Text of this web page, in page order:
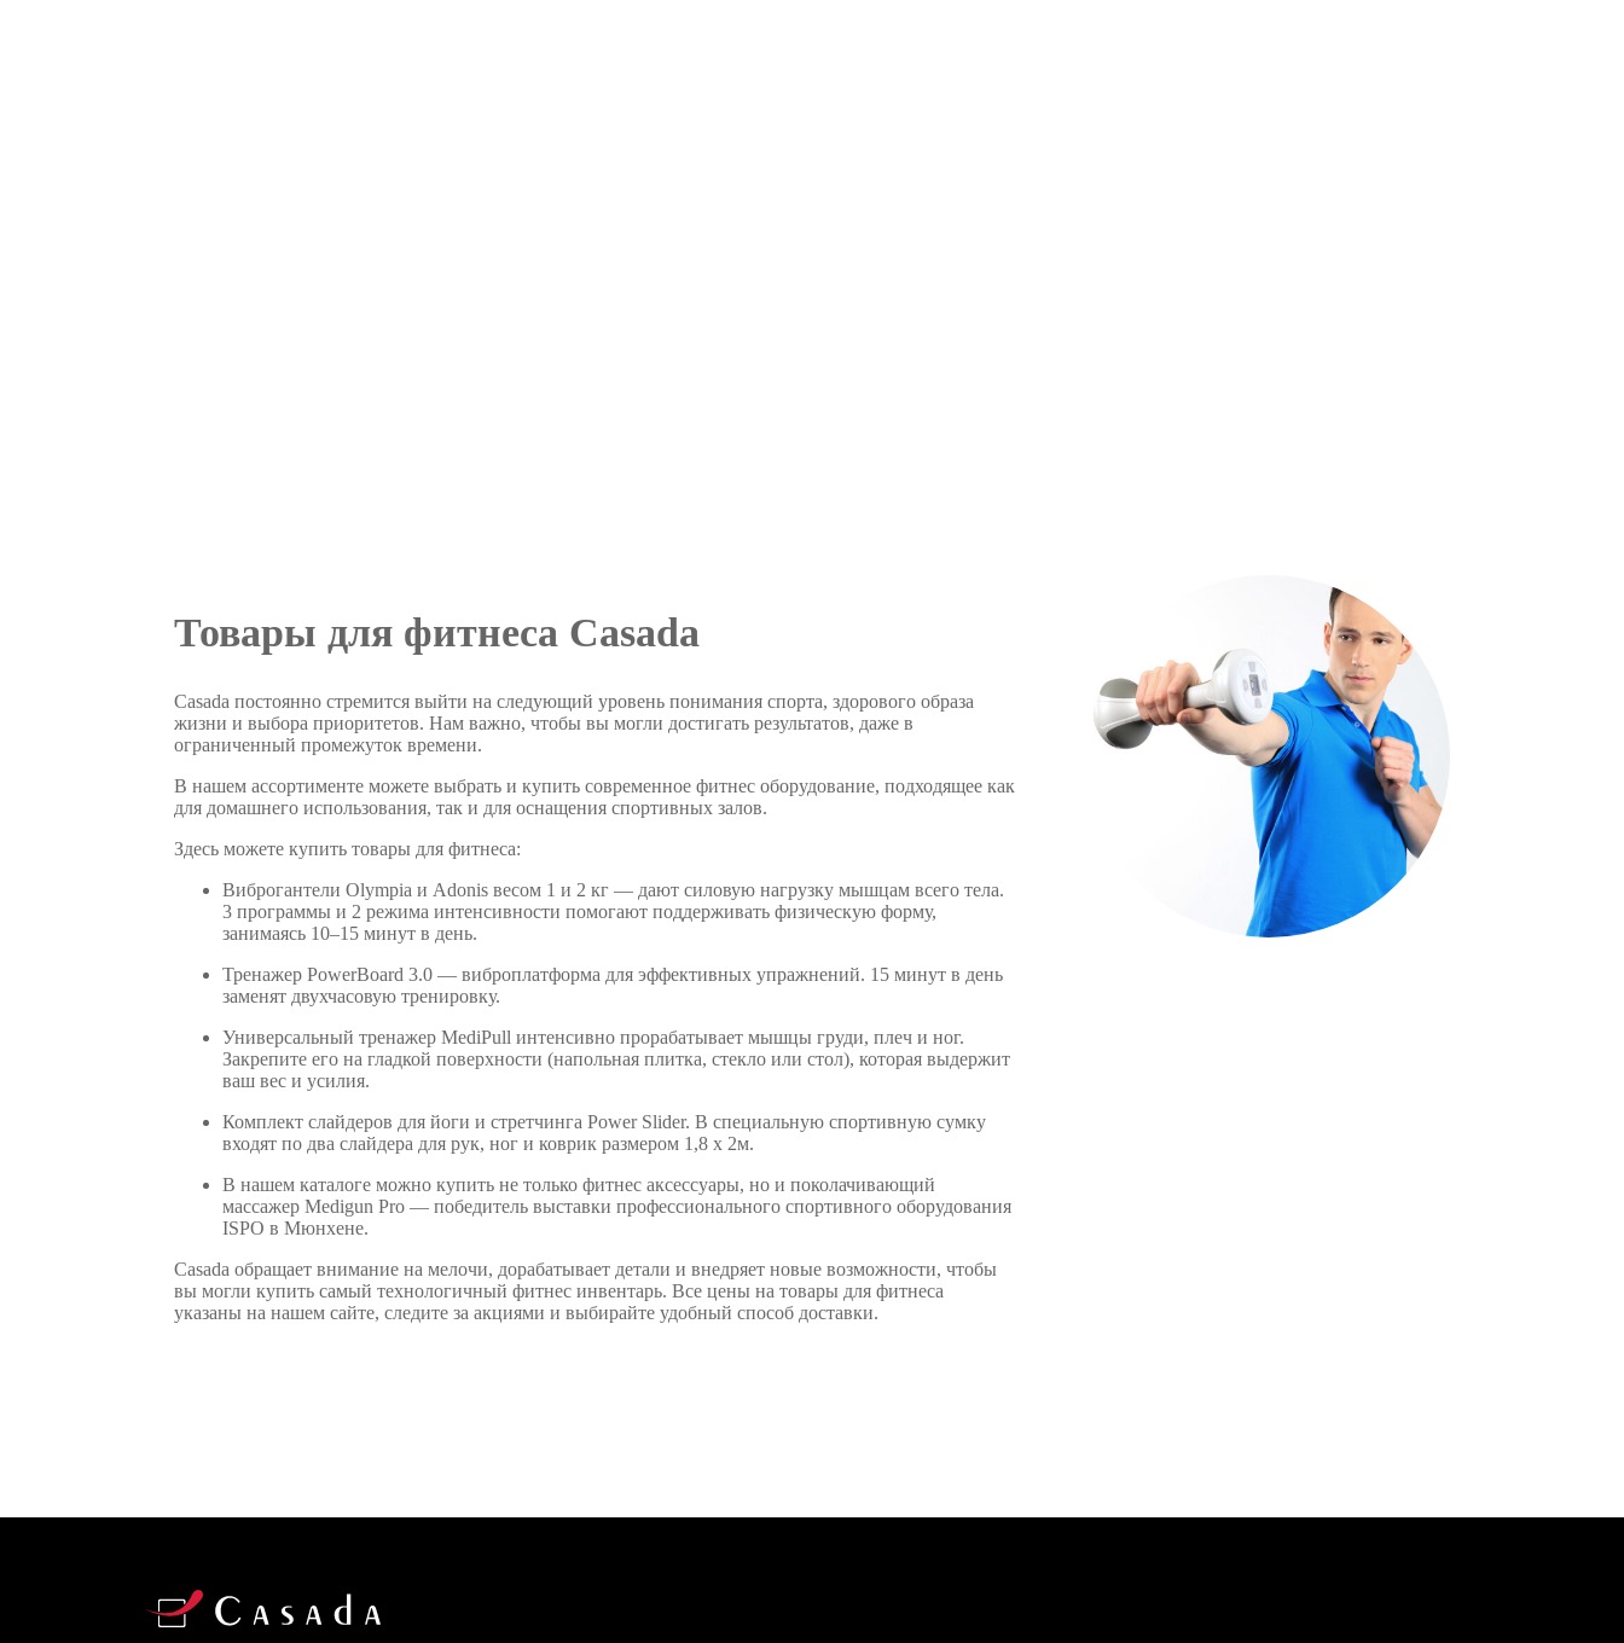
Товары для фитнеса Casada
Casada постоянно стремится выйти на следующий уровень понимания спорта, здорового образа
жизни и выбора приоритетов. Нам важно, чтобы вы могли достигать результатов, даже в
ограниченный промежуток времени.
В нашем ассортименте можете выбрать и купить современное фитнес оборудование, подходящее как
для домашнего использования, так и для оснащения спортивных залов.
Здесь можете купить товары для фитнеса:
Виброгантели Olympia и Adonis весом 1 и 2 кг — дают силовую нагрузку мышцам всего тела.
3 программы и 2 режима интенсивности помогают поддерживать физическую форму,
занимаясь 10–15 минут в день.
Тренажер PowerBoard 3.0 — виброплатформа для эффективных упражнений. 15 минут в день
заменят двухчасовую тренировку.
Универсальный тренажер MediPull интенсивно прорабатывает мышцы груди, плеч и ног.
Закрепите его на гладкой поверхности (напольная плитка, стекло или стол), которая выдержит
ваш вес и усилия.
Комплект слайдеров для йоги и стретчинга Power Slider. В специальную спортивную сумку
входят по два слайдера для рук, ног и коврик размером 1,8 х 2м.
В нашем каталоге можно купить не только фитнес аксессуары, но и поколачивающий
массажер Medigun Pro — победитель выставки профессионального спортивного оборудования
ISPO в Мюнхене.
Casada обращает внимание на мелочи, дорабатывает детали и внедряет новые возможности, чтобы
вы могли купить самый технологичный фитнес инвентарь. Все цены на товары для фитнеса
указаны на нашем сайте, следите за акциями и выбирайте удобный способ доставки.